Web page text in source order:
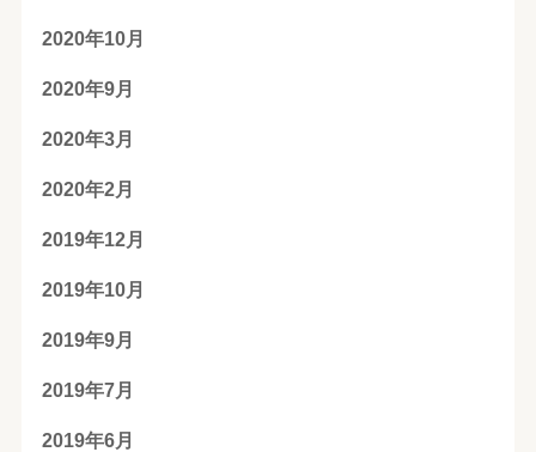
2020年10月
2020年9月
2020年3月
2020年2月
2019年12月
2019年10月
2019年9月
2019年7月
2019年6月